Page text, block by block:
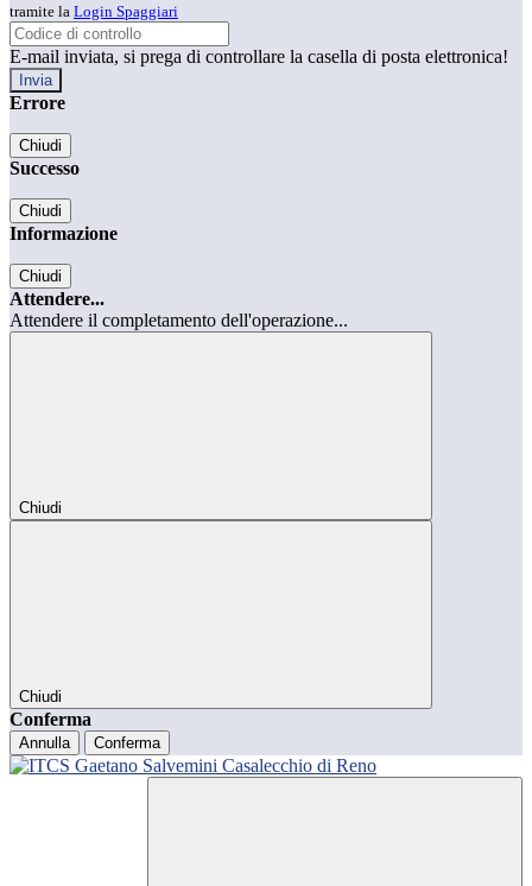
tramite la Login Spaggiari
E-mail inviata, si prega di controllare la casella di posta elettronica!
Errore
Chiudi
Successo
Chiudi
Informazione
Chiudi
Attendere...
Attendere il completamento dell'operazione...
Chiudi
Chiudi
Conferma
Annulla Conferma